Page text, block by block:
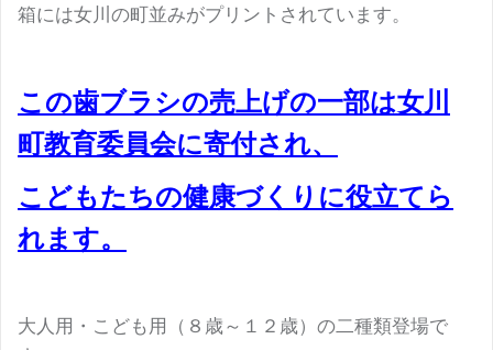
箱には女川の町並みがプリントされています。
この歯ブラシの売上げの一部は女川
町教育委員会に寄付され、
こどもたちの健康づくりに役立てら
れます。
大人用・こども用（８歳～１２歳）の二種類登場で